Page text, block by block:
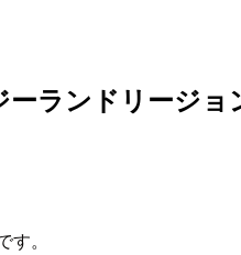
ランドリージ
。